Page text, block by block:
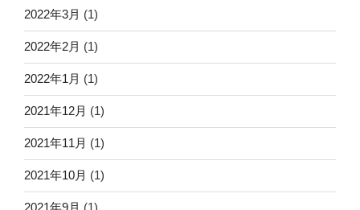
2022年3月 (1)
2022年2月 (1)
2022年1月 (1)
2021年12月 (1)
2021年11月 (1)
2021年10月 (1)